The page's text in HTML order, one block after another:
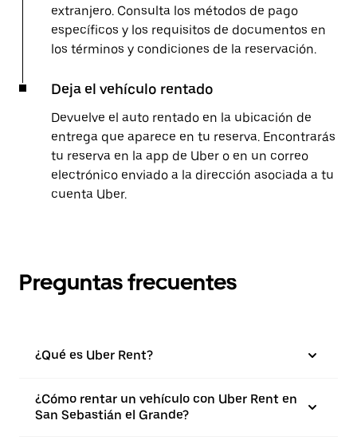
extranjero. Consulta los métodos de pago
específicos y los requisitos de documentos en
los términos y condiciones de la reservación.
Deja el vehículo rentado
Devuelve el auto rentado en la ubicación de
entrega que aparece en tu reserva. Encontrarás
tu reserva en la app de Uber o en un correo
electrónico enviado a la dirección asociada a tu
cuenta Uber.
Preguntas frecuentes
¿Qué es Uber Rent?
¿Cómo rentar un vehículo con Uber Rent en
San Sebastián el Grande?